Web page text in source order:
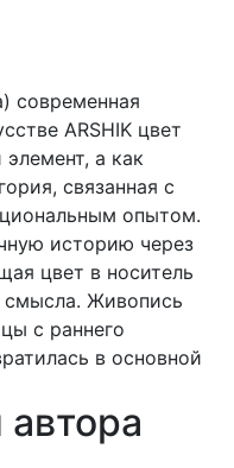
современная
ARSHIK цвет
а как
связанная с
опытом.
историю через
цвет в носитель
смысла. Живопись
с раннего
в основной